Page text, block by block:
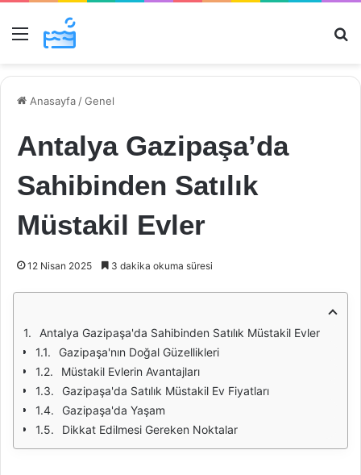
Menü
Anasayfa /Genel
Antalya Gazipaşa’da
Sahibinden Satılık
Müstakil Evler
12 Nisan 2025 3 dakika okuma süresi
Antalya Gazipaşa'da Sahibinden Satılık Müstakil Evler
Gazipaşa'nın Doğal Güzellikleri
Müstakil Evlerin Avantajları
Gazipaşa'da Satılık Müstakil Ev Fiyatları
Gazipaşa'da Yaşam
Dikkat Edilmesi Gereken Noktalar